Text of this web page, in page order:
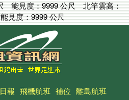
能見度：9999 公尺北竿雲高：
見度：9999 公尺
報 飛機航班 補位 離島航班